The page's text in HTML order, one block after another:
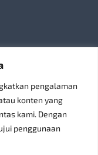
pengalaman
konten yang
kami. Dengan
penggunaan
Vertikal
Singapore